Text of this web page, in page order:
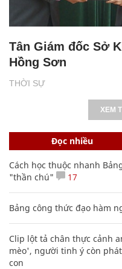
THỜI SỰ
Tân Giám đốc Sở
Hồng Sơn
XEM
Đọc nhiều
Cách học thuộc nhanh
"thần chú"
17
Bảng công thức đạo hàm
Clip lột tả chân thực cảnh
mèo', người tinh ý còn
con